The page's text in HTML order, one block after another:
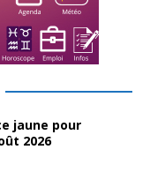
jaune pour
2026